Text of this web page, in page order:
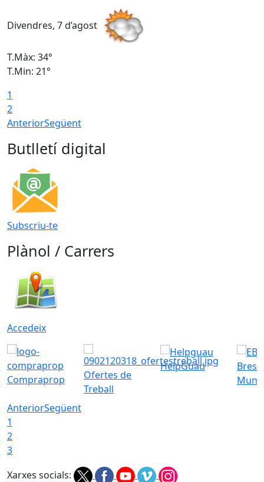
Divendres, 7 d’agost
T.Màx: 34°
T.Min: 21°
1
2
AnteriorSegüent
Butlletí digital
Subscriu-te
Plànol / Carrers
Accedeix
Compraprop
Ofertes de
Treball
HelpGuau
AnteriorSegüent
1
2
3
Xarxes socials: